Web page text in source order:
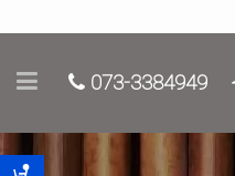
073-3384949